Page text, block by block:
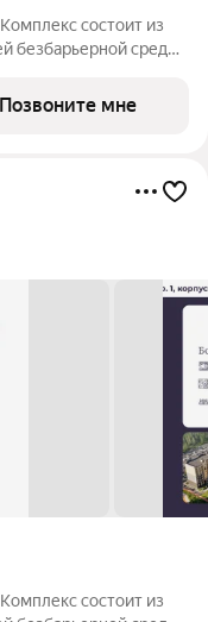
состоит из
безбарьерной среды,
Функциональное
Позвоните мне
состоит из